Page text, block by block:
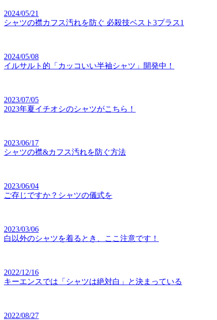
2024/05/21
シャツの襟カフス汚れを防ぐ 必殺技ベスト3プラス1
2024/05/08
イルサルト的「カッコいい半袖シャツ」開発中！
2023/07/05
2023年夏イチオシのシャツがこちら！
2023/06/17
シャツの襟&カフス汚れを防ぐ方法
2023/06/04
ご存じですか？シャツの儀式を
2023/03/06
白以外のシャツを着るとき、ここ注意です！
2022/12/16
キーエンスでは「シャツは絶対白」と決まっている
2022/08/27